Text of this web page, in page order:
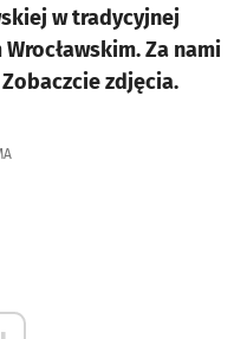
w tradycyjnej
Za nami
zdjęcia.